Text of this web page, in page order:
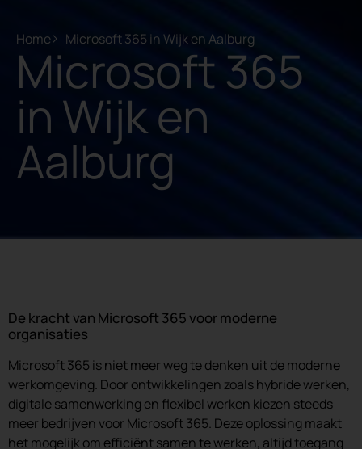
Home Microsoft 365 in Wijk en Aalburg
Microsoft 365
in Wijk en
Aalburg
De kracht van Microsoft 365 voor moderne
organisaties
Microsoft 365 is niet meer weg te denken uit de moderne
werkomgeving. Door ontwikkelingen zoals hybride werken,
digitale samenwerking en flexibel werken kiezen steeds
meer bedrijven voor Microsoft 365. Deze oplossing maakt
het mogelijk om efficiënt samen te werken, altijd toegang